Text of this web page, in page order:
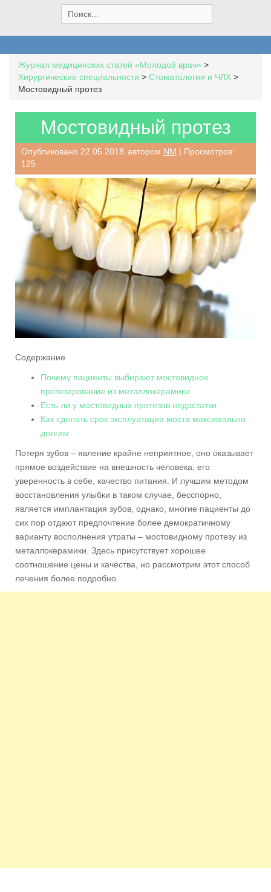
e
a
h
f
o
Журнал медицинских статей «Молодой врач» >
Хирургические специальности > Стоматология и ЧЛХ >
Мостовидный протез
Мостовидный протез
Опубликовано 22.05.2018 автором NM | Просмотров:
125
Содержание
Почему пациенты выбирают мостовидное
протезирование из металлокерамики
Есть ли у мостовидных протезов недостатки
Как сделать срок эксплуатации моста максимально
долгим
Потеря зубов – явление крайне неприятное, оно оказывает
прямое воздействие на внешность человека, его
уверенность в себе, качество питания. И лучшим методом
восстановления улыбки в таком случае, бесспорно,
является имплантация зубов, однако, многие пациенты до
сих пор отдают предпочтение более демократичному
варианту восполнения утраты – мостовидному протезу из
металлокерамики. Здесь присутствует хорошее
соотношение цены и качества, но рассмотрим этот способ
лечения более подробно.